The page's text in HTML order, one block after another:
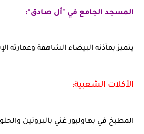
المسجد الجامع في "أل صادق":
يتميز بمآذنه البيضاء الشاهقة وعمارته
الأكلات الشعبية:
المطبخ في بهاولبور غني بالبروتين